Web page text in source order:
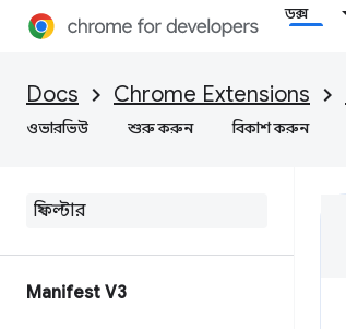
ডক্স
Docs Chrome Extensions
ওভারভিউ শুরু করুন বিকাশ করুন
Manifest V3